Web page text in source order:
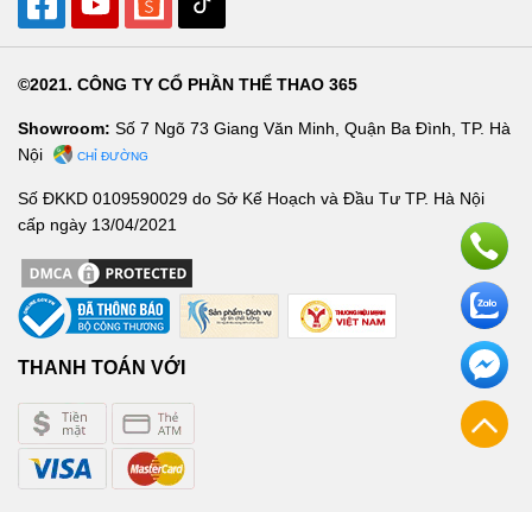
©2021. CÔNG TY CỔ PHẦN THỂ THAO 365
Showroom: Số 7 Ngõ 73 Giang Văn Minh, Quận Ba Đình, TP. Hà
Nội
CHỈ ĐƯỜNG
Số ĐKKD 0109590029 do Sở Kế Hoạch và Đầu Tư TP. Hà Nội
cấp ngày 13/04/2021
THANH TOÁN VỚI